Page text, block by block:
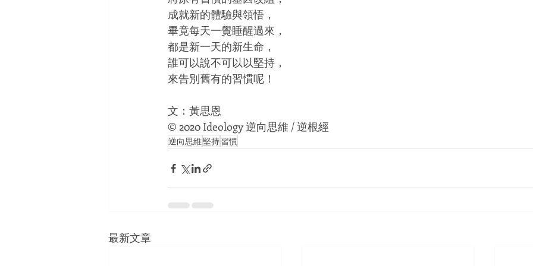
成就新的體驗與領悟，
畢竟每天一覺睡醒過來，
都是新一天的新生命，
誰可以說不可以以堅持，
來告別舊有的習慣呢！
文：黃思恩
© 2020 Ideology 逆向思維 / 逆根經
逆向思維堅持習慣
最新文章